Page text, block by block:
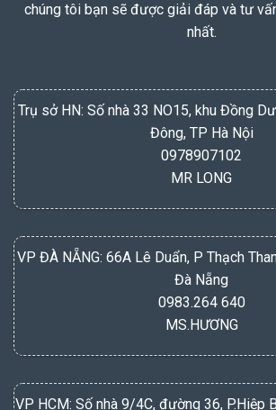
chúng tôi bạn sẽ được giải đáp và tư
nhất.
Trụ sở HN: Số nhà 33 NO15, khu Đồng
Đông, TP Hà Nội
0978907102
MR LONG
VP ĐÀ NẴNG: 66A Lê Duẩn, P Thạch
Đà Nẵng
0983.264 640
MS.HƯƠNG
VP HCM: Số nhà 9/4C, đường 36, P.Hiệp